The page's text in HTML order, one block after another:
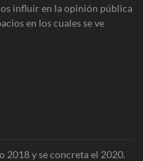
influir en la opinión pública
en los cuales se ve
2018 y se concreta el 2020.